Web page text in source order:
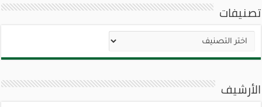
تصنيفات
تصنيفات
الأرشيف